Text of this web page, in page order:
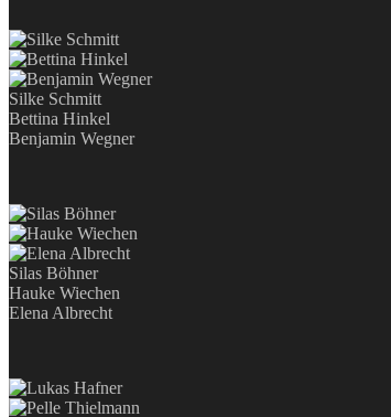
Silke Schmitt
Bettina Hinkel
Benjamin Wegner
Silas Böhner
Hauke Wiechen
Elena Albrecht